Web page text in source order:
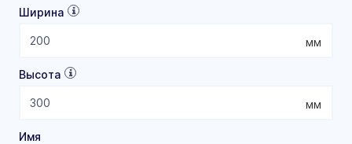
Ширина
мм
Высота
мм
Имя